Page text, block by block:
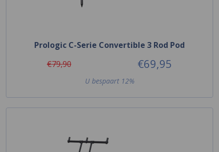
Prologic C-Serie Convertible 3 Rod Pod
€79,90
€69,95
U bespaart 12%